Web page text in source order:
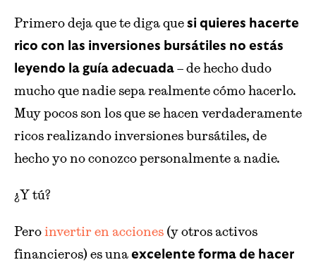
Primero deja que te diga que si quieres hacerte
rico con las inversiones bursátiles no estás
leyendo la guía adecuada – de hecho dudo
mucho que nadie sepa realmente cómo hacerlo.
Muy pocos son los que se hacen verdaderamente
ricos realizando inversiones bursátiles, de
hecho yo no conozco personalmente a nadie.
¿Y tú?
Peroinvertir en acciones (y otros activos
financieros) es una excelente forma de hacer